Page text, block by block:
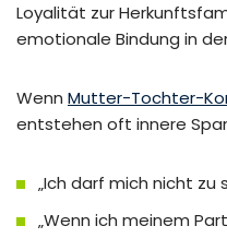
Loyalität zur
emotionale Bindung in
Wenn Mutter-Tochter-
entstehen oft innere
„Ich darf mich nicht zu
„Wenn ich meinem